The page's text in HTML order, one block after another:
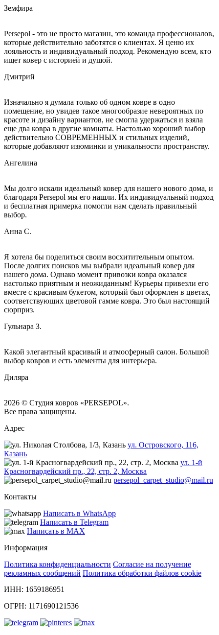
Земфира
Persepol - это не просто магазин, это команда профессионалов,
которые действительно заботятся о клиентах. Я ценю их
лояльность и индивидуальный подход. Рекомендую всем, кто
ищет ковер с историей и душой.
Дмитрий
Изначально я думала только об одном ковре в одно
помещение, но увидев такое многообразие невероятных по
красоте и дизайну вариантов, не смогла удержаться и взяла
еще два ковра в другие комнаты. Настолько хороший выбор
действительно СОВРЕМЕННЫХ и стильных изделий,
которые добавляют изюминки и уникальности пространству.
Ангелина
Мы долго искали идеальный ковер для нашего нового дома, и
благодаря Persepol мы его нашли. Их индивидуальный подход
и бесплатная примерка помогли нам сделать правильный
выбор.
Анна С.
Я хотела бы поделиться своим восхитительным опытом.
После долгих поисков мы выбрали идеальный ковер для
нашего дома. Однако момент привозки ковра оказался
настолько приятным и неожиданным! Курьеры привезли его
вместе с красивым букетом, который был оформлен в цветах,
соответствующих цветовой гамме ковра. Это был настоящий
сюрприз.
Гульнара З.
Какой элегантный красивый и атмосферный салон. Большой
выбор ковров и есть элементы для интерьера.
Диляра
2026 © Студия ковров «PERSEPOL».
Все права защищены.
Адрес
ул. Островского, 116,
Казань
ул. 1-й
Красногвардейский пр., 22, стр. 2, Москва
persepol_carpet_studio@mail.ru
Контакты
Написать в WhatsApp
Написать в Telegram
Написать в MAX
Информация
Политика конфиденциальности Согласие на получение
рекламных сообщений Политика обработки файлов cookie
ИНН: 1659186951
ОГРН: 1171690121536